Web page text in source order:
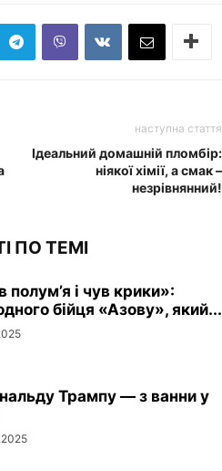
наступна стаття
Ідеальний домашній пломбір:
ніякої хімії, а смак –
незрівнянний!
ПО ТЕМІ
полум’я і чув крики»:
бійця «Азову», який...
Трампу — з ванни у